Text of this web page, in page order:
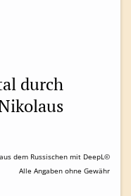
durch
dem Russischen mit DeepL©
Alle Angaben ohne Gewähr